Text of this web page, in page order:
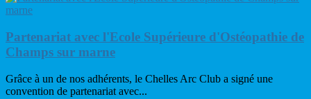
Partenariat avec l'Ecole Supérieure d'Ostéopathie de
Champs sur marne
Grâce à un de nos adhérents, le Chelles Arc Club a signé une
convention de partenariat avec...